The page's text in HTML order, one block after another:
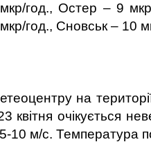
год., Остер – 9
год., Сновськ – 10
на
квітня очікується
10 м/с. Температура